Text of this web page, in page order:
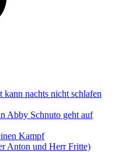
kann nachts nicht schlafen
Abby Schnuto geht auf
Kampf
Anton und Herr Fritte)